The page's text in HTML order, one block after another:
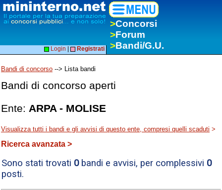
>Concorsi
>Forum
>Bandi/G.U.
Login Registrati
Bandi di concorso --> Lista bandi
Bandi di concorso aperti
Ente: ARPA - MOLISE
Visualizza tutti i bandi e gli avvisi di questo ente, compresi quelli scaduti >
Ricerca avanzata >
Sono stati trovati 0bandi e avvisi, per complessivi 0
posti.